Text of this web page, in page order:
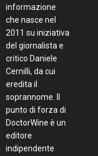
informazione
che nasce nel
2011 su iniziativa
del giornalista e
critico Daniele
Cernilli, da cui
eredita il
soprannome. Il
punto di forza di
DoctorWine è un
editore
indipendente